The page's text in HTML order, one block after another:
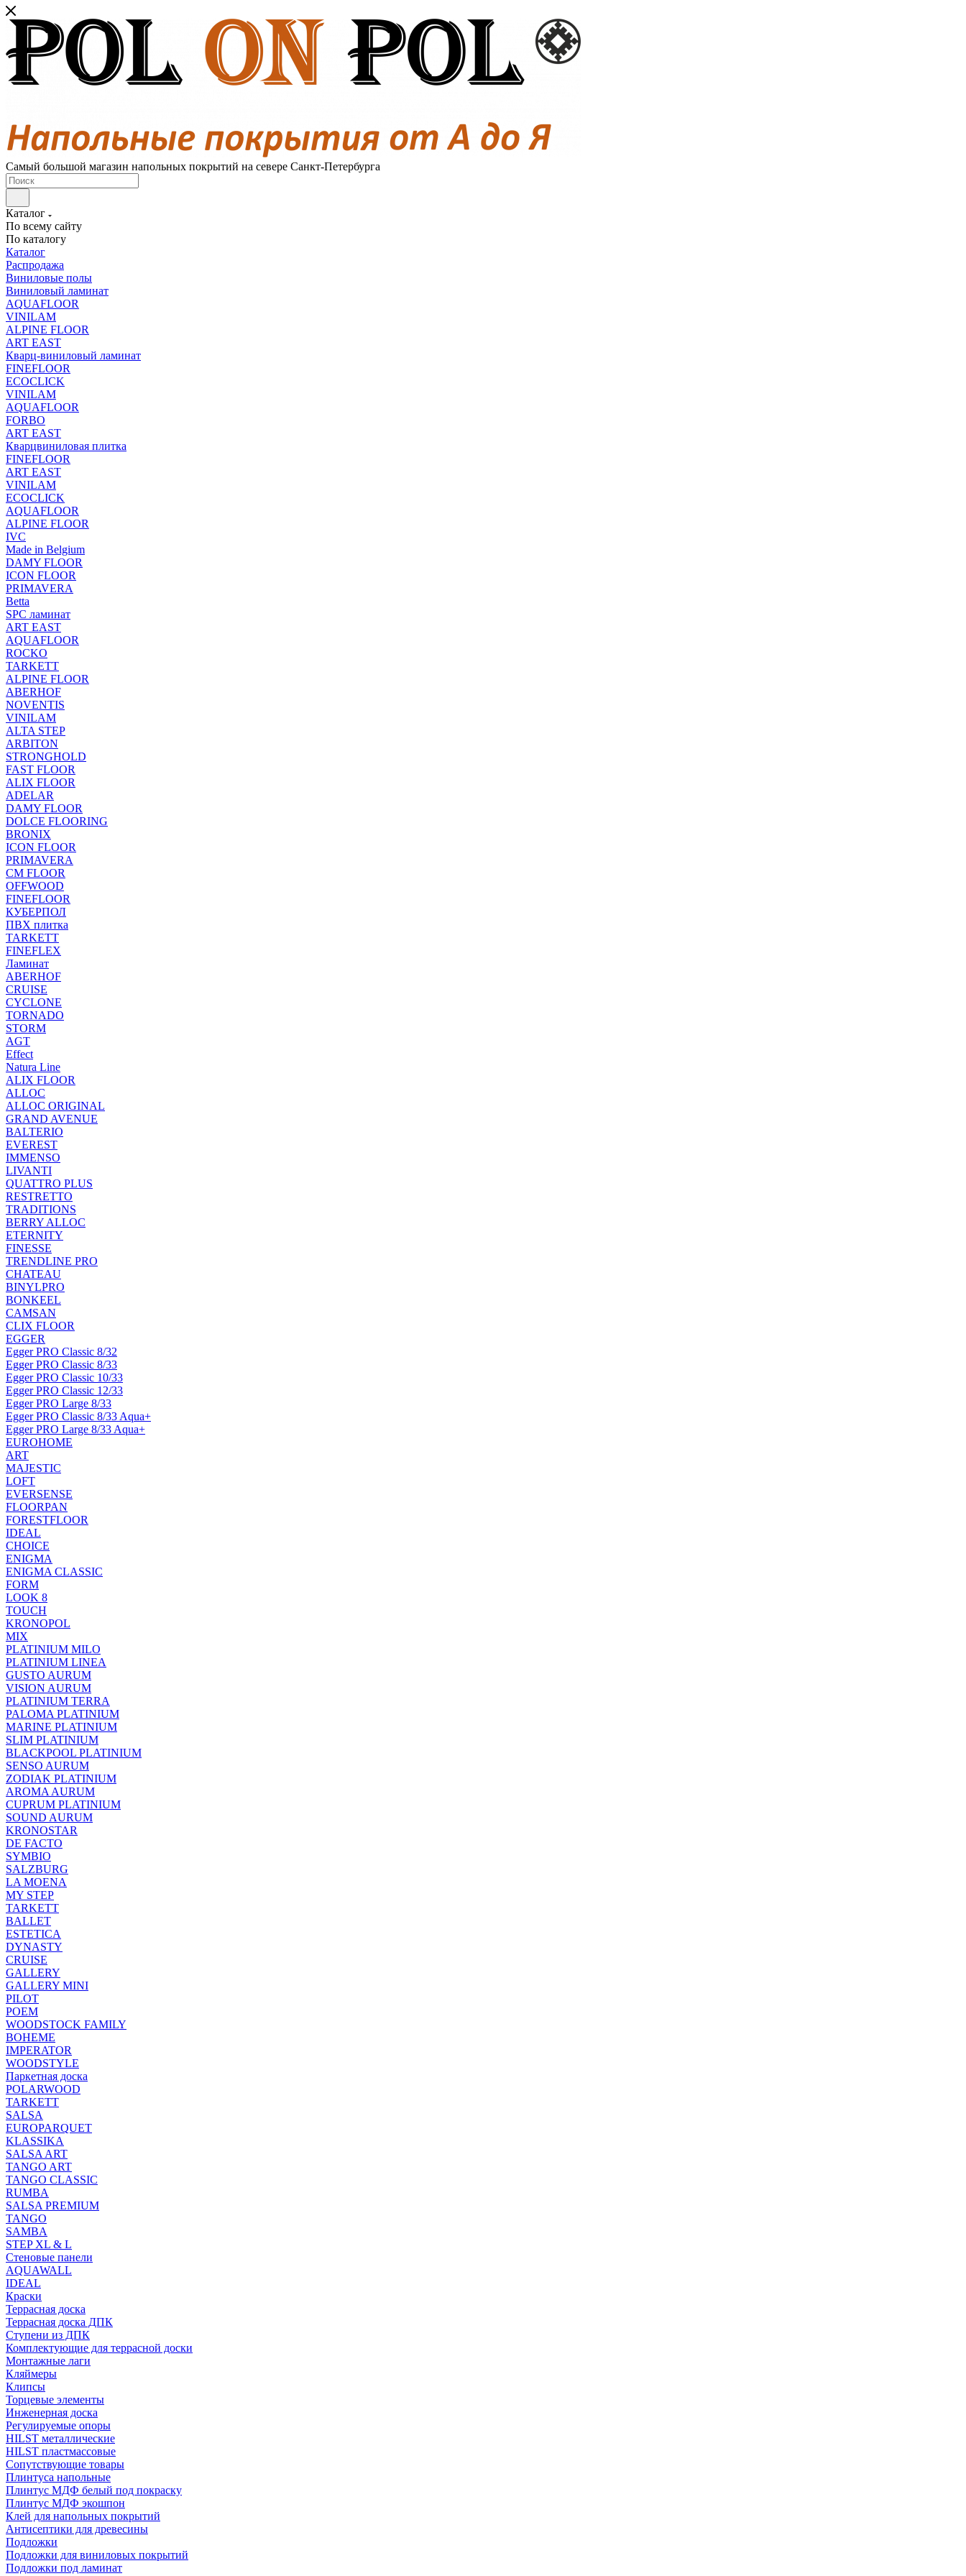
Самый большой магазин напольных покрытий на севере Санкт-Петербурга
Каталог
По всему сайту
По каталогу
Каталог
Распродажа
Виниловые полы
Виниловый ламинат
AQUAFLOOR
VINILAM
ALPINE FLOOR
ART EAST
Кварц-виниловый ламинат
FINEFLOOR
ECOCLICK
VINILAM
AQUAFLOOR
FORBO
ART EAST
Кварцвиниловая плитка
FINEFLOOR
ART EAST
VINILAM
ECOCLICK
AQUAFLOOR
ALPINE FLOOR
IVC
Made in Belgium
DAMY FLOOR
ICON FLOOR
PRIMAVERA
Betta
SPC ламинат
ART EAST
AQUAFLOOR
ROCKO
TARKETT
ALPINE FLOOR
ABERHOF
NOVENTIS
VINILAM
ALTA STEP
ARBITON
STRONGHOLD
FAST FLOOR
ALIX FLOOR
ADELAR
DAMY FLOOR
DOLCE FLOORING
BRONIX
ICON FLOOR
PRIMAVERA
CM FLOOR
OFFWOOD
FINEFLOOR
КУБЕРПОЛ
ПВХ плитка
TARKETT
FINEFLEX
Ламинат
ABERHOF
CRUISE
CYCLONE
TORNADO
STORM
AGT
Effect
Natura Line
ALIX FLOOR
ALLOC
ALLOC ORIGINAL
GRAND AVENUE
BALTERIO
EVEREST
IMMENSO
LIVANTI
QUATTRO PLUS
RESTRETTO
TRADITIONS
BERRY ALLOC
ETERNITY
FINESSE
TRENDLINE PRO
CHATEAU
BINYLPRO
BONKEEL
CAMSAN
CLIX FLOOR
EGGER
Egger PRO Classic 8/32
Egger PRO Classic 8/33
Egger PRO Classic 10/33
Egger PRO Classic 12/33
Egger PRO Large 8/33
Egger PRO Classic 8/33 Aqua+
Egger PRO Large 8/33 Aqua+
EUROHOME
ART
MAJESTIC
LOFT
EVERSENSE
FLOORPAN
FORESTFLOOR
IDEAL
CHOICE
ENIGMA
ENIGMA CLASSIC
FORM
LOOK 8
TOUCH
KRONOPOL
MIX
PLATINIUM MILO
PLATINIUM LINEA
GUSTO AURUM
VISION AURUM
PLATINIUM TERRA
PALOMA PLATINIUM
MARINE PLATINIUM
SLIM PLATINIUM
BLACKPOOL PLATINIUM
SENSO AURUM
ZODIAK PLATINIUM
AROMA AURUM
CUPRUM PLATINIUM
SOUND AURUM
KRONOSTAR
DE FACTO
SYMBIO
SALZBURG
LA MOENA
MY STEP
TARKETT
BALLET
ESTETICA
DYNASTY
CRUISE
GALLERY
GALLERY MINI
PILOT
POEM
WOODSTOCK FAMILY
BOHEME
IMPERATOR
WOODSTYLE
Паркетная доска
POLARWOOD
TARKETT
SALSA
EUROPARQUET
KLASSIKA
SALSA ART
TANGO ART
TANGO CLASSIC
RUMBA
SALSA PREMIUM
TANGO
SAMBA
STEP XL & L
Стеновые панели
AQUAWALL
IDEAL
Краски
Террасная доска
Террасная доска ДПК
Ступени из ДПК
Комплектующие для террасной доски
Монтажные лаги
Кляймеры
Клипсы
Торцевые элементы
Инженерная доска
Регулируемые опоры
HILST металлические
HILST пластмассовые
Сопутствующие товары
Плинтуса напольные
Плинтус МДФ белый под покраску
Плинтус МДФ экошпон
Клей для напольных покрытий
Антисептики для древесины
Подложки
Подложки для виниловых покрытий
Подложки под ламинат